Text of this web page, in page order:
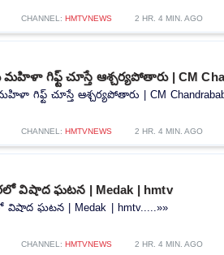
CHANNEL: HMTVNEWS 2 HR. 4 MIN. AGO
మహిళా గిఫ్ట్ చూస్తే ఆశ్చర్యపోతారు | CM
గిఫ్ట్ చూస్తే ఆశ్చర్యపోతారు | CM
CHANNEL: HMTVNEWS 2 HR. 4 MIN. AGO
విషాద ఘటన | Medak | hmtv
ఘటన | Medak | hmtv.....»»
CHANNEL: HMTVNEWS 2 HR. 4 MIN. AGO